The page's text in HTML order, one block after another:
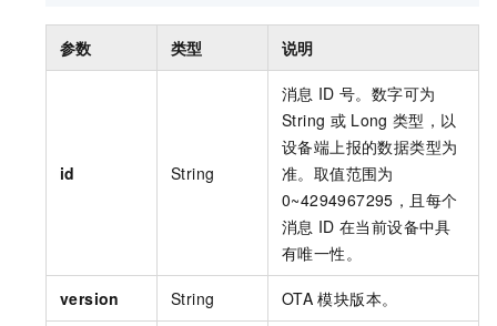
参数 类型 说明
id String
消息 ID 号。数字可为
String 或 Long 类型，以
设备端上报的数据类型为
准。取值范围为
0~4294967295，且每个
消息 ID 在当前设备中具
有唯一性。
version String OTA 模块版本。